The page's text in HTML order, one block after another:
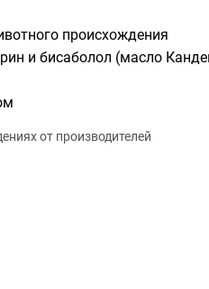
происхождения
и бисаболол (масло
от производителей